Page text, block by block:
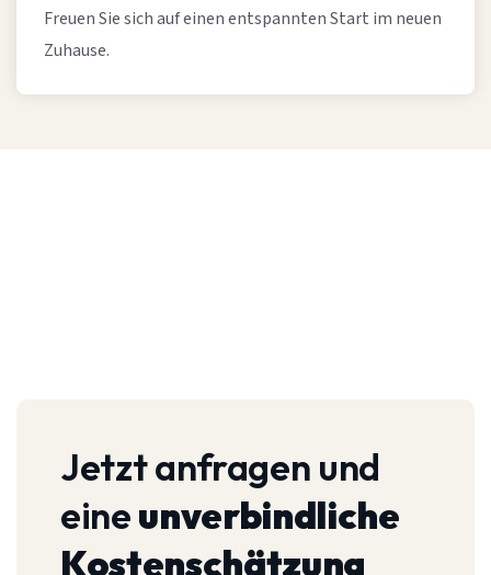
Freuen Sie sich auf einen entspannten Start im neuen
Zuhause.
Jetzt anfragen und
eineunverbindliche
Kostenschätzung